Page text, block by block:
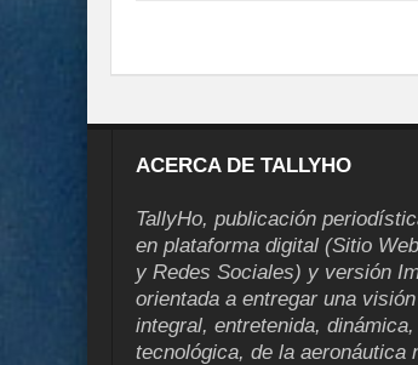
ACERCA DE TALLYHO
TallyHo, publicación
en plataforma digital (Sitio
y Redes Sociales) y versión
orientada a entregar una
integral, entretenida,
tecnológica, de la aeronáutica